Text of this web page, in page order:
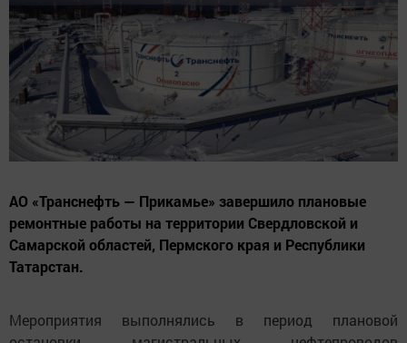
АО «Транснефть — Прикамье» завершило плановые
ремонтные работы на территории Свердловской и
Самарской областей, Пермского края и Республики
Татарстан.
Мероприятия выполнялись в период плановой